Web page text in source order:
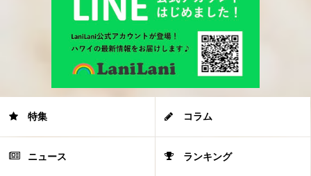
特集 コラム
ニュース ランキング